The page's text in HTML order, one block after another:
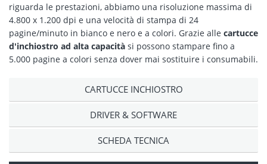
riguarda le prestazioni, abbiamo una risoluzione massima di
4.800 x 1.200 dpi e una velocità di stampa di 24
pagine/minuto in bianco e nero e a colori. Grazie alle cartucce
d'inchiostro ad alta capacità si possono stampare fino a
5.000 pagine a colori senza dover mai sostituire i consumabili.
CARTUCCE INCHIOSTRO
DRIVER & SOFTWARE
SCHEDA TECNICA